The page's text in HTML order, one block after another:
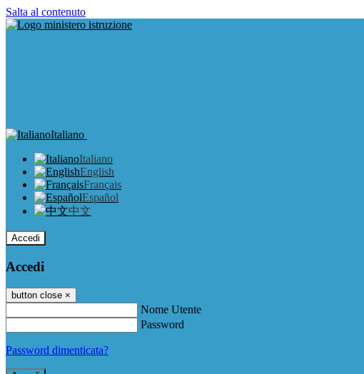
Salta al contenuto
Italiano
Italiano
English
Français
Español
中文
Accedi
Accedi
button close ×
Nome Utente
Password
Password dimenticata?